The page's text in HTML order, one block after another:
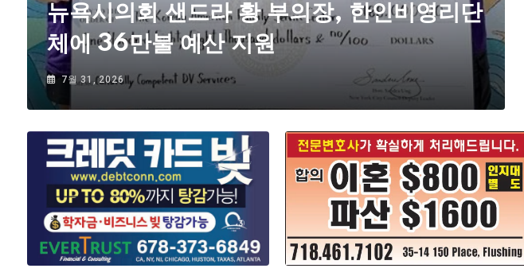
뉴욕시의회 샌드라 황 부의장, 한인비영리단
체에 36만불 예산 지원
7월 31, 2026